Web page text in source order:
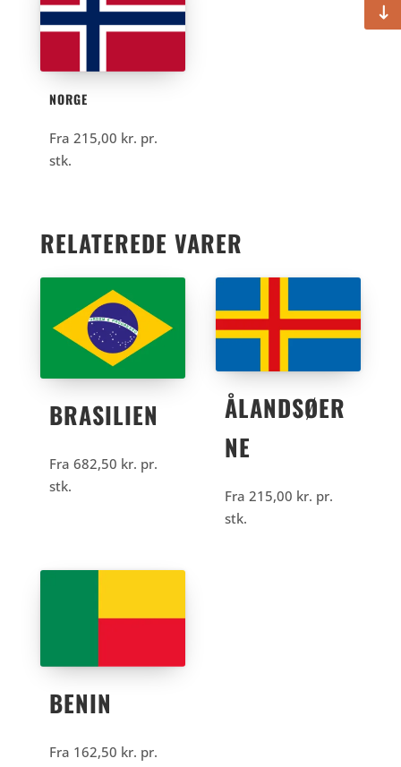
NORGE
Fra 215,00 kr. pr.
stk.
RELATEREDE VARER
BRASILIEN
Fra 682,50 kr. pr.
stk.
ÅLANDSØER
NE
Fra215,00 kr. pr.
stk.
BENIN
Fra 162,50 kr. pr.